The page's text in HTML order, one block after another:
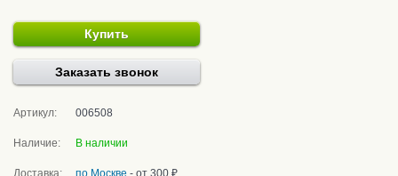
Купить
Заказать звонок
Артикул: 006508
Наличие: В наличии
Доставка: по Москве - от 300 ₽